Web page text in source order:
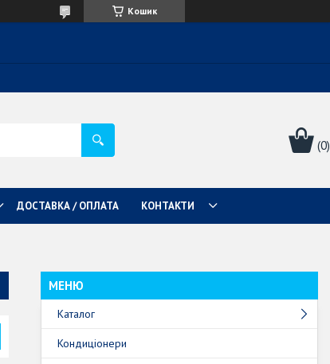
Кошик
ДОСТАВКА / ОПЛАТА КОНТАКТИ
Каталог
Кондиціонери